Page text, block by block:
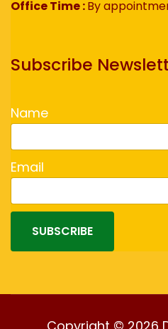
Office Time :By
Subscribe
Name
Email
SUBSCRIBE